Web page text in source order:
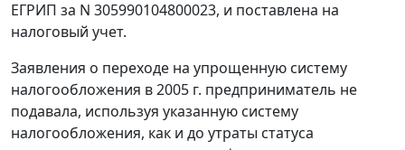
ЕГРИП за N 305990104800023, и поставлена на
налоговый учет.
Заявления о переходе на упрощенную систему
налогообложения в 2005 г. предприниматель не
подавала, используя указанную систему
налогообложения, как и до утраты статуса